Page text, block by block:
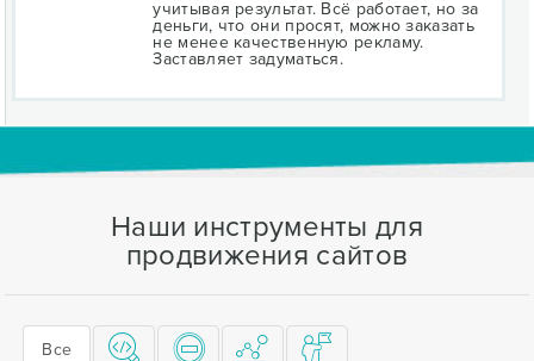
учитывая результат. Всё работает, но за
деньги, что они просят, можно заказать
не менее качественную рекламу.
Заставляет задуматься.
Наши инструменты для
продвижения сайтов
Все